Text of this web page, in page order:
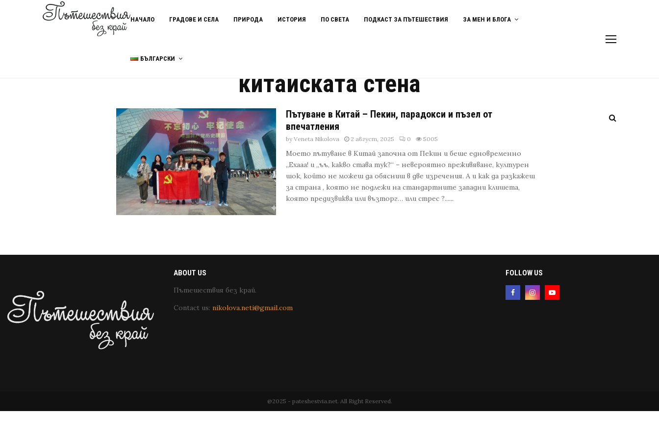
НАЧАЛО ГРАДОВЕ И СЕЛА ПРИРОДА ИСТОРИЯ ПО СВЕТА ПОДКАСТ ЗА ПЪТЕШЕСТВИЯ ЗА МЕН И БЛОГА
БЪЛГАРСКИ
Home китайската стена
китайската стена
Пътуване в Китай – Пекин, парадокси и пъзел от
впечатления
byVeneta Nikolova 2 август, 2025 0 5005
Моето пътуване в Китай започна от Пекин и беше едновременно
„Ехааа! и „ъъ, какво става тук?“ – невероятно преживяване, културен
шок, който не можеш да обясниш в две изречения. А и как да разкажеш
за страна , която не подлежи на стандартните западни клишета,
която предизвиква или възторг… или стрес ?......
ABOUT US
Пътешествия без край.
Contact us: nikolova.neti@gmail.com
FOLLOW US
@2025 - pateshestvia.net. All Right Reserved.